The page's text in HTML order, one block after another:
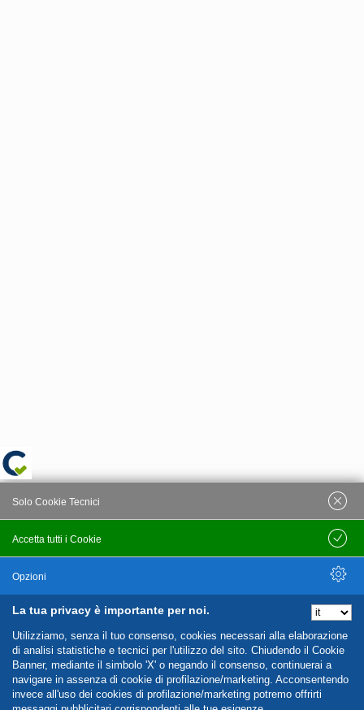
La tua privacy è importante per noi.
Utilizziamo, senza il tuo consenso, cookies necessari alla elaborazione
di analisi statistiche e tecnici per l'utilizzo del sito. Chiudendo il Cookie
Banner, mediante il simbolo 'X' o negando il consenso, continuerai a
navigare in assenza di cookie di profilazione/marketing. Acconsentendo
invece all'uso dei cookies di profilazione/marketing potremo offrirti
Accetta tutti i Cookie
Solo Cookie Tecnici
Salva
Opzioni
Nascondi Opzioni